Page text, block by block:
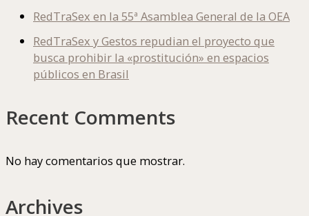
RedTraSex en la 55ª Asamblea General de la OEA
RedTraSex y Gestos repudian el proyecto que
busca prohibir la «prostitución» en espacios
públicos en Brasil
Recent Comments
No hay comentarios que mostrar.
Archives